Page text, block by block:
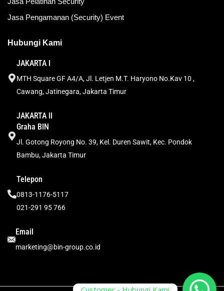
Jasa Pengamanan (Security) Event
Hubungi Kami
JAKARTA I
MTH Square GF A4/A, Jl. Letjen M.T. Haryono No.Kav 10 ,
Cawang, Jatinegara, Jakarta Timur
JAKARTA II
Graha BIN
Jl. Gotong Royong No. 39, Kel. Duren Sawit, Kec. Pondok
Bambu, Jakarta Timur
Telepon
0813-1176-5117
021-291 95 766
Email
marketing@bin-group.co.id